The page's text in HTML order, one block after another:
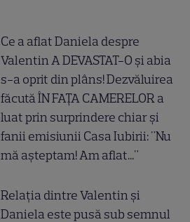
Ce a aflat Daniela despre
Valentin A DEVASTAT-O și abia
s-a oprit din plâns! Dezvăluirea
făcută ÎN FAȚA CAMERELOR a
luat prin surprindere chiar și
fanii emisiunii Casa Iubirii: "Nu
mă așteptam! Am aflat..."
Relația dintre Valentin și
Daniela este pusă sub semnul